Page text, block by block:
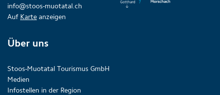
info@stoos-muotatal.ch
Auf Karte anzeigen
Über uns
Stoos-Muotatal Tourismus GmbH
Medien
Infostellen in der Region